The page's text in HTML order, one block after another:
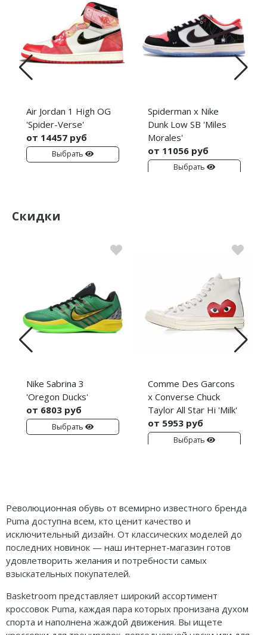
Air Jordan 1 High OG
'Spider-Verse'
от 14457 руб
Выбрать
Spiderman x Nike
Dunk Low SB 'Miles
Morales'
от 11056 руб
Выбрать
Скидки
Nike Sabrina 3
'Oregon Ducks'
от 6803 руб
Выбрать
Comme Des Garcons
x Converse Chuck
Taylor All Star Hi 'Milk'
от 5953 руб
Выбрать
Революционная обувь от всемирно известного бренда
Puma доступна всем, кто ценит качество и
исключительный дизайн. От классических моделей до
последних новинок — наш интернет-магазин готов
удовлетворить желания и потребности самых
взыскательных покупателей.
Basketroom представляет широкий ассортимент
кроссовок Puma, каждая пара которых пронизана духом
спорта и наполнена жаждой движения. Вы ищете